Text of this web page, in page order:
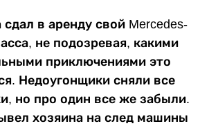
в аренду свой Mercedes-
не подозревая, какими
приключениями это
Недоугонщики сняли все
но про один все же забыли.
хозяина на след машины